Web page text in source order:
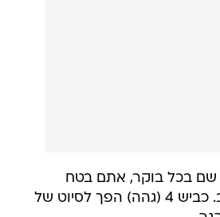
שם בכל בוקר, אתם בטח
מהנהנים כעת בכאב. כביש 4 (גהה) הפך לסיוט של